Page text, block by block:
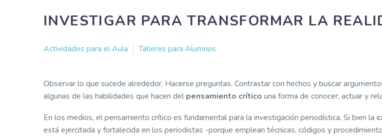
INVESTIGAR PARA TRANSFORMAR LA
Actividades para el Aula Talleres para Alumnos
Observar lo que sucede alrededor. Hacerse preguntas. Contrastar con hechos y buscar
algunas de las habilidades que hacen del pensamiento crítico una forma de conocer, actuar y
En los medios, el pensamiento crítico es fundamental para la investigación periodística. Si bien la
está ejercitada y fortalecida en los periodistas -porque emplean técnicas, códigos y